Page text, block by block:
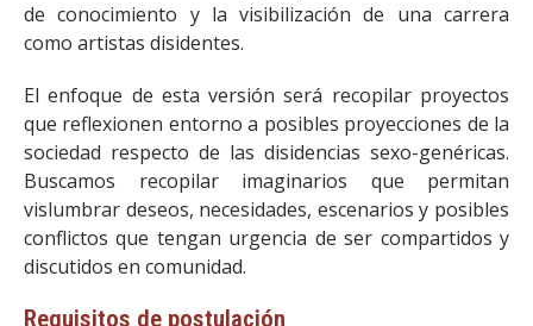
de conocimiento y la visibilización de una carrera
como artistas disidentes.
El enfoque de esta versión será recopilar proyectos
que reflexionen entorno a posibles proyecciones de la
sociedad respecto de las disidencias sexo-genéricas.
Buscamos recopilar imaginarios que permitan
vislumbrar deseos, necesidades, escenarios y posibles
conflictos que tengan urgencia de ser compartidos y
discutidos en comunidad.
Requisitos de postulación